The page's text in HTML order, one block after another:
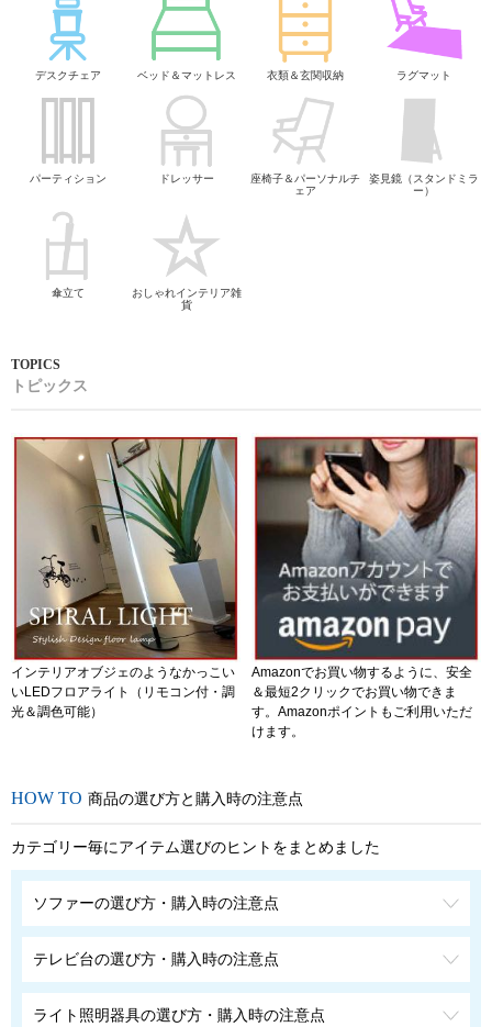
デスクチェア ベッド＆マットレス 衣類＆玄関収納 ラグマット
パーティション ドレッサー
座椅子＆パーソナルチ
ェア
姿見鏡（スタンドミラ
ー）
傘立て
おしゃれインテリア雑
貨
トピックス
インテリアオブジェのようなかっこい
いLEDフロアライト（リモコン付・調
光＆調色可能）
Amazonでお買い物するように、安全
＆最短2クリックでお買い物できま
す。Amazonポイントもご利用いただ
けます。
商品の選び方と購入時の注意点
カテゴリー毎にアイテム選びのヒントをまとめました
ソファーの選び方・購入時の注意点
テレビ台の選び方・購入時の注意点
ライト照明器具の選び方・購入時の注意点